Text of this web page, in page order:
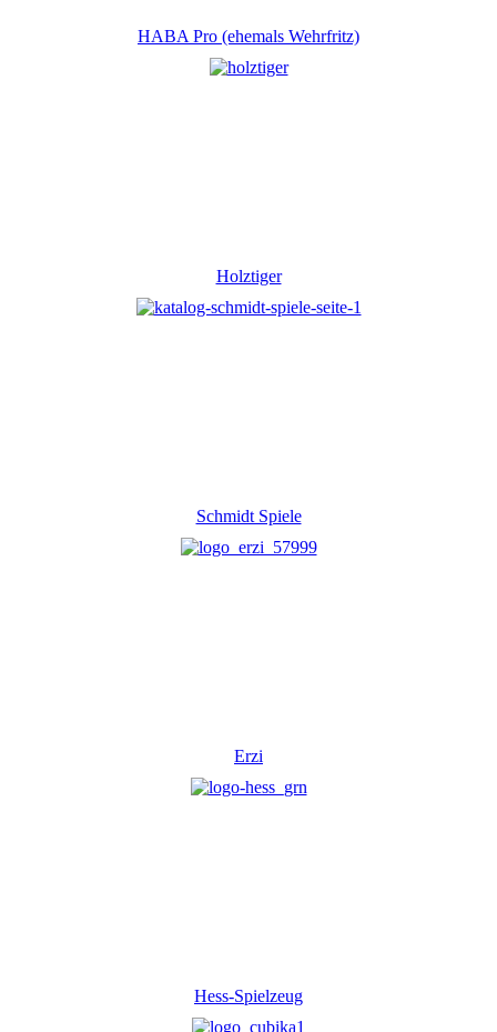
HABA Pro (ehemals Wehrfritz)
Holztiger
Schmidt Spiele
Erzi
Hess-Spielzeug